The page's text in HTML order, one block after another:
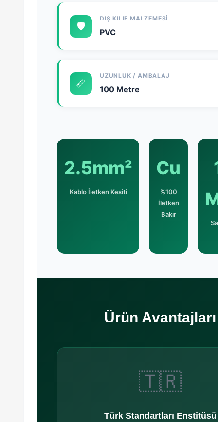
🛡️
DIŞ KILIF MALZEMESI
PVC
📏
UZUNLUK / AMBALAJ
100 Metre
2.5mm²
Kablo İletken Kesiti
Cu
%100
İletken
Bakır
Ürün Avantajları
🇹🇷
Türk Standartları Enstitüsü